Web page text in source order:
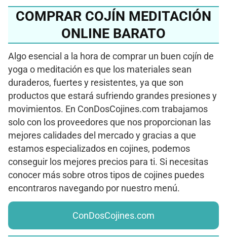
COMPRAR COJÍN MEDITACIÓN
ONLINE BARATO
Algo esencial a la hora de comprar un buen cojín de
yoga o meditación es que los materiales sean
duraderos, fuertes y resistentes, ya que son
productos que estará sufriendo grandes presiones y
movimientos. En ConDosCojines.com trabajamos
solo con los proveedores que nos proporcionan las
mejores calidades del mercado y gracias a que
estamos especializados en cojines, podemos
conseguir los mejores precios para ti. Si necesitas
conocer más sobre otros tipos de cojines puedes
encontraros navegando por nuestro menú.
ConDosCojines.com